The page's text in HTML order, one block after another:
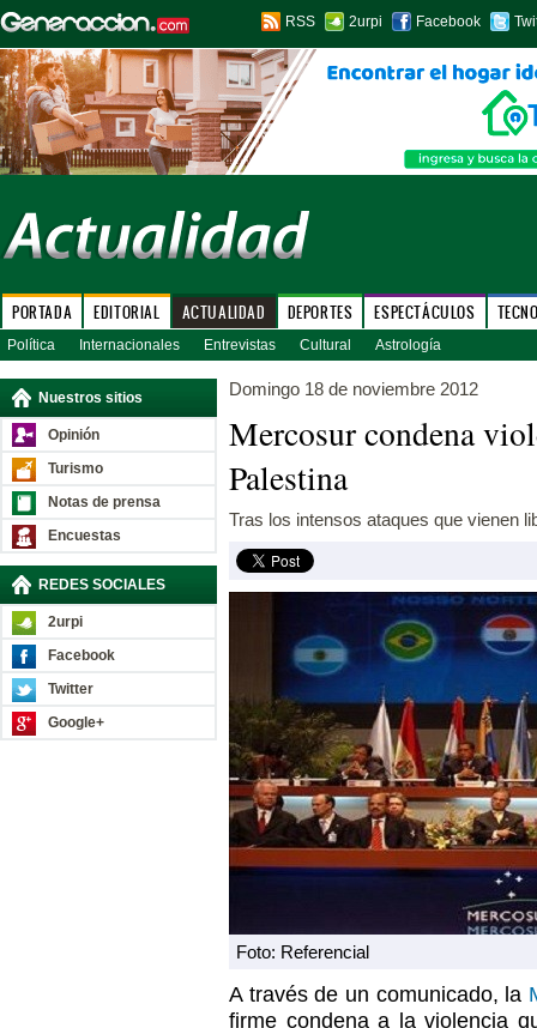
RSS 2urpi Facebook
PORTADA EDITORIAL ACTUALIDAD DEPORTES ESPECTÁCULOS
Política Internacionales Entrevistas Cultural Astrología
Nuestros sitios
Opinión
Turismo
Notas de prensa
Encuestas
REDES SOCIALES
2urpi
Facebook
Twitter
Google+
Domingo 18 de noviembre 2012
Mercosur condena
Palestina
Tras los intensos ataques que vienen
Foto: Referencial
A través de un comunicado, la
firme condena a la violencia